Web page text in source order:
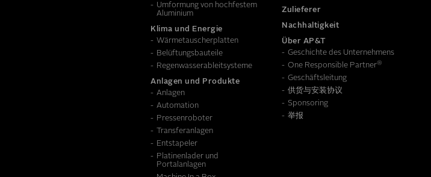
Um zu erfahren, wie wir diese Informationen speichern,
Umformung von hochfestem
Aluminium
Klima und Energie
Wärmetauscher­platten
Belüftungs­bauteile
Regenwasser­ableitsysteme
Anlagen und Produkte
Anlagen
Automation
Pressenroboter
Transferanlagen
Entstapeler
Platinenlader und
Portalanlagen
Zulieferer
Nachhaltigkeit
Über AP&T
Geschichte des Unternehmens
One Responsible Partner®
Geschäftsleitung
供货与安装协议
Sponsoring
举报